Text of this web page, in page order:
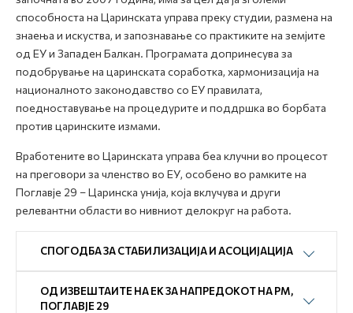
способноста на Царинската управа преку студии, размена на
знаења и искуства, и запознавање со практиките на земјите
од ЕУ и Западен Балкан. Програмата допринесува за
подобрување на царинската соработка, хармонизација на
националното законодавство со ЕУ правилата,
поедноставување на процедурите и поддршка во борбата
против царинските измами.
Вработените во Царинската управа беа клучни во процесот
на преговори за членство во ЕУ, особено во рамките на
Поглавје 29 – Царинска унија, која вклучува и други
релевантни области во нивниот делокруг на работа.
СПОГОДБА ЗА СТАБИЛИЗАЦИЈА И АСОЦИЈАЦИЈА
ОД ИЗВЕШТАИТЕ НА ЕК ЗА НАПРЕДОКОТ НА РМ,
ПОГЛАВЈЕ 29